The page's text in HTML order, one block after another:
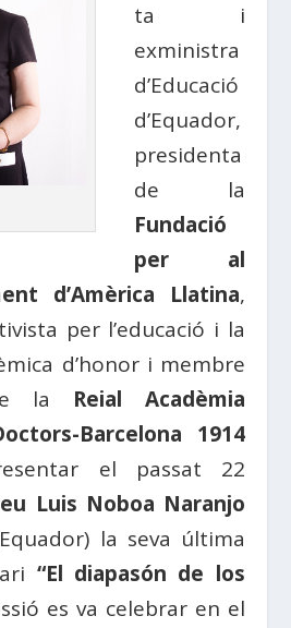
ta i
exministra
d’Educació
d’Equador,
presidenta
de la
Fundació
per al
d’Amèrica Llatina,
per l’educació i la
d’honor i membre
la Reial Acadèmia
Barcelona 1914
el passat 22
Luis Noboa Naranjo
la seva última
“El diapasón de los
es va celebrar en el